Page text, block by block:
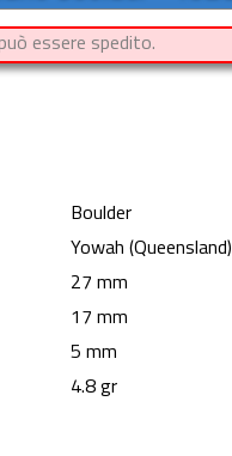
essere spedito.
Boulder
Yowah (Queensland)
27 mm
17 mm
5 mm
4.8 gr